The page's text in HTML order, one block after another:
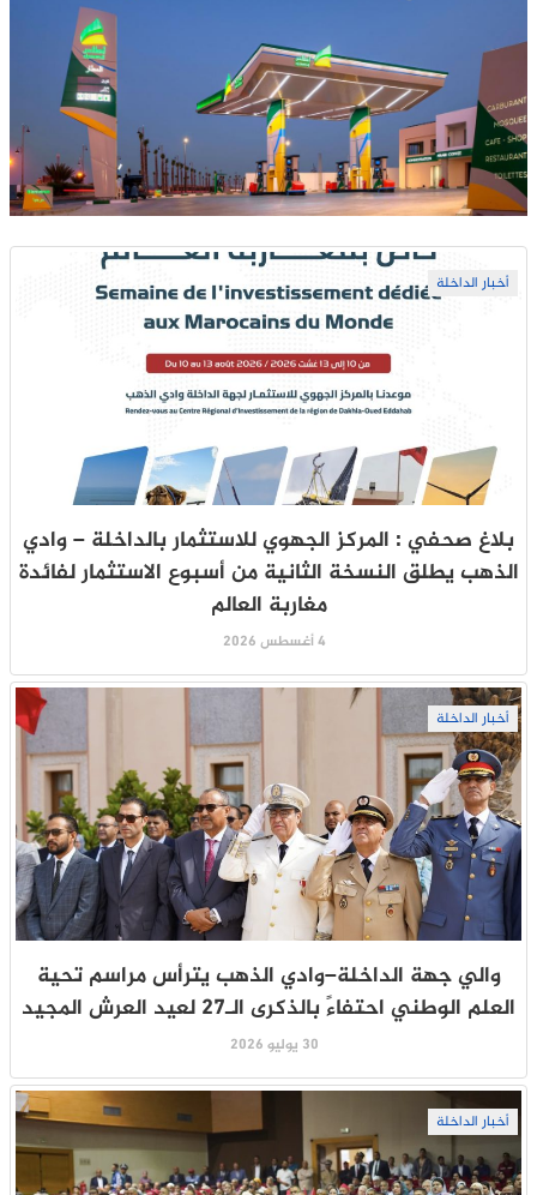
أخبار الداخلة
بلاغ صحفي : المركز الجهوي للاستثمار بالداخلة – وادي
الذهب يطلق النسخة الثانية من أسبوع الاستثمار لفائدة
مغاربة العالم
4 أغسطس 2026
أخبار الداخلة
والي جهة الداخلة–وادي الذهب يترأس مراسم تحية
العلم الوطني احتفاءً بالذكرى الـ27 لعيد العرش المجيد
30 يوليو 2026
أخبار الداخلة